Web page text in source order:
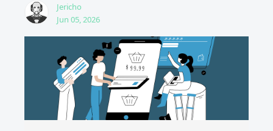
Jericho
Jun 05, 2026